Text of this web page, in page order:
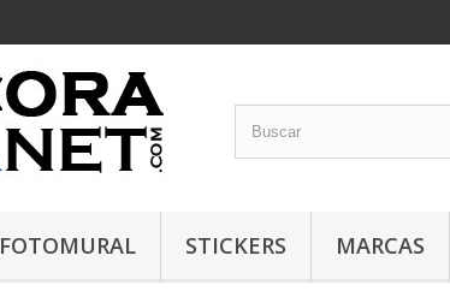
FOTOMURAL STICKERS MARCAS